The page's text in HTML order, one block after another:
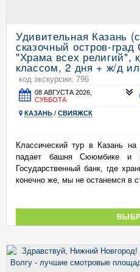
Удивительная Казань
сказочный остров-
"Храма всех религий",
классом, 2 дня + ж/д
код экскурсии: 796
08 АВГУСТА 2026,
СУББОТА
КАЗАНЬ / СВИЯЖСК
Классический тур в Казань
падает башня Сююмбике и
Государственный банк, где
конечно же, мы не останемся в